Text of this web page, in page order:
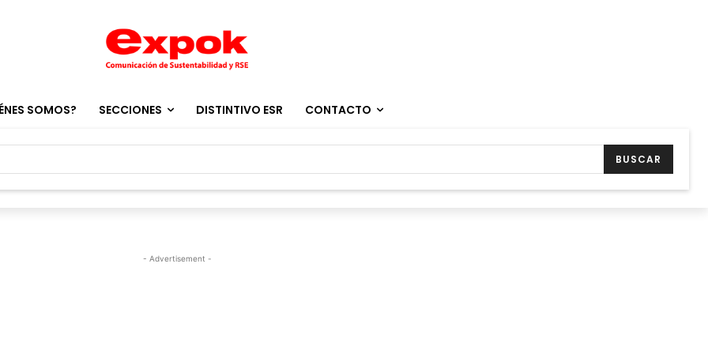
SOMOS? SECCIONES DISTINTIVO ESR CONTACTO
BUSCAR
- Advertisement -